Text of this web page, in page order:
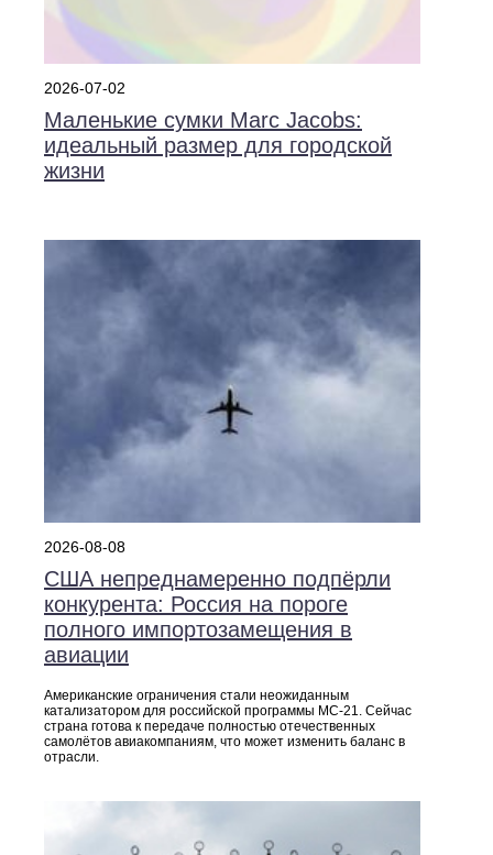
2026-07-02
Маленькие сумки Marc Jacobs:
идеальный размер для городской
жизни
2026-08-08
США непреднамеренно подпёрли
конкурента: Россия на пороге
полного импортозамещения в
авиации
Американские ограничения стали неожиданным
катализатором для российской программы МС‑21. Сейчас
страна готова к передаче полностью отечественных
самолётов авиакомпаниям, что может изменить баланс в
отрасли.